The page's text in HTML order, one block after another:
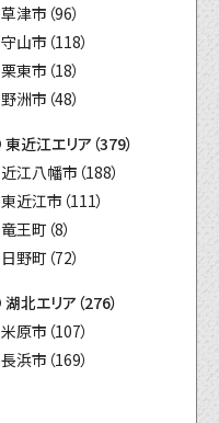
草津市（96）
守山市（118）
栗東市（18）
野洲市（48）
東近江エリア（379）
近江八幡市（188）
東近江市（111）
竜王町（8）
日野町（72）
湖北エリア（276）
米原市（107）
長浜市（169）